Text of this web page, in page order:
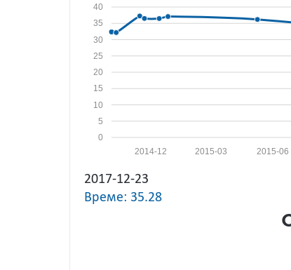
0
5
10
15
20
25
30
35
40
2015-06
2015-03
2014-12
2017-12-23
Време: 35.28